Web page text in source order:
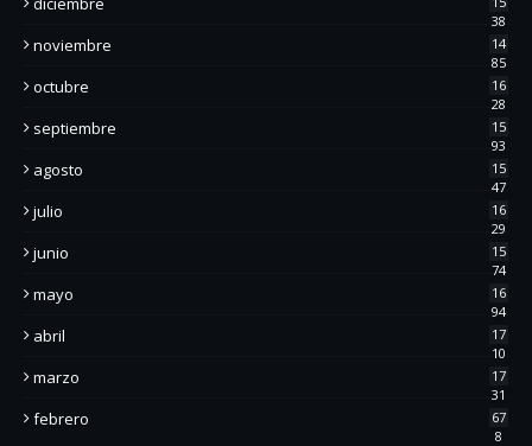
38
noviembre
14
85
octubre
16
28
septiembre
15
93
agosto
15
47
julio
16
29
junio
15
74
mayo
16
94
abril
17
10
marzo
17
31
febrero
67
8